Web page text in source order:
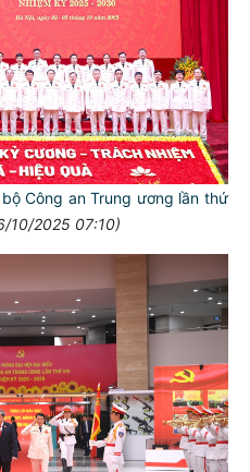
Công an Trung ương lần thứ
10/2025 07:10)